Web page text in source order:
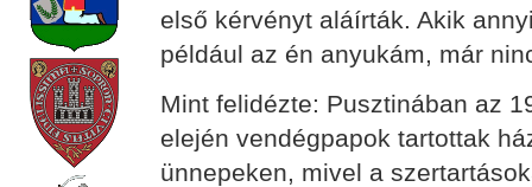
első kérvényt aláírták. Akik
például az én anyukám, már
Mint felidézte: Pusztinában az
elején vendégpapok tartottak
ünnepeken, mivel a